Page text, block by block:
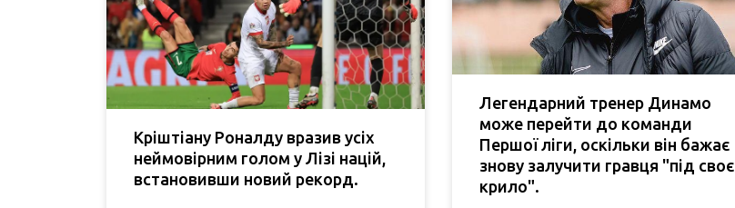
Кріштіану Роналду вразив усіх
неймовірним голом у Лізі націй,
встановивши новий рекорд.
Легендарний тренер Динамо
може перейти до команди
Першої ліги, оскільки він бажає
знову залучити гравця "під своє
крило".